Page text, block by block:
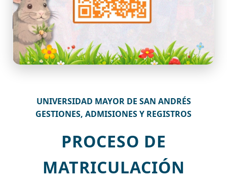
UNIVERSIDAD MAYOR DE SAN ANDRÉS
GESTIONES, ADMISIONES Y REGISTROS
PROCESO DE
MATRICULACIÓN